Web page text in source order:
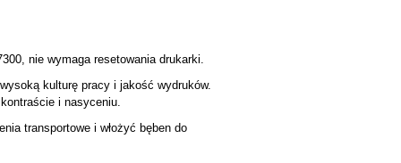
nie wymaga resetowania drukarki.
kulturę pracy i jakość wydruków.
i nasyceniu.
transportowe i włożyć bęben do